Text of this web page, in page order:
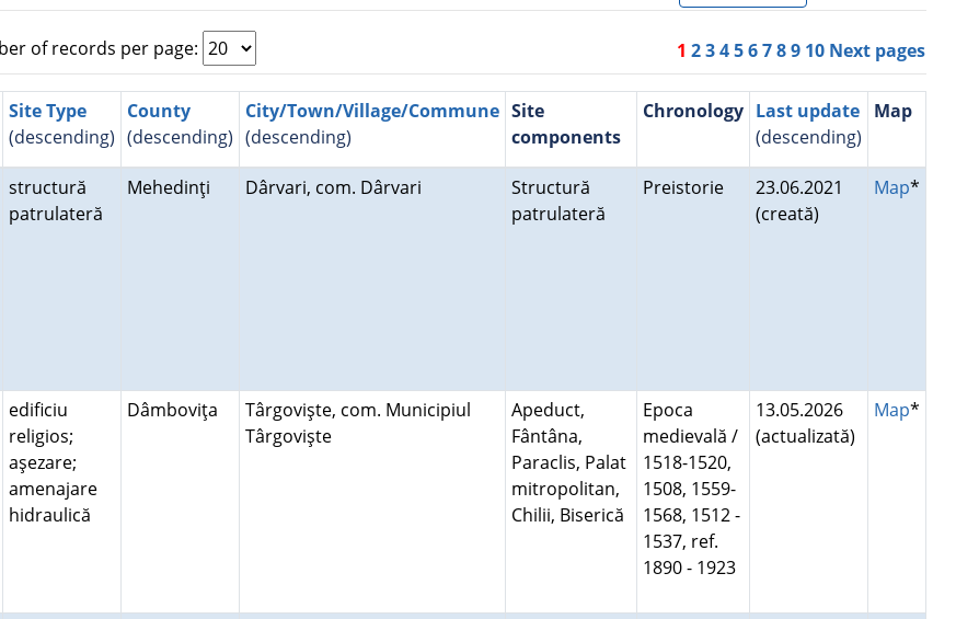
of records per page: 123456789 10 Next pages
Site Type
(descending)
County
(descending)
City/Town/Village/Commune
(descending)
Site
components
Chronology Last update
(descending)
Map
structură
patrulateră
Mehedinţi Dârvari, com. Dârvari
Structură
patrulateră
Preistorie
23.06.2021
(creată)
Map*
edificiu
religios;
aşezare;
amenajare
hidraulică
Dâmboviţa
Târgovişte, com. Municipiul
Târgovişte
Apeduct,
Fântâna,
Paraclis, Palat
mitropolitan,
Chilii, Biserică
Epoca
medievală /
1518-1520,
1508, 1559-
1568, 1512 -
1537, ref.
1890 - 1923
13.05.2026
(actualizată)
Map*